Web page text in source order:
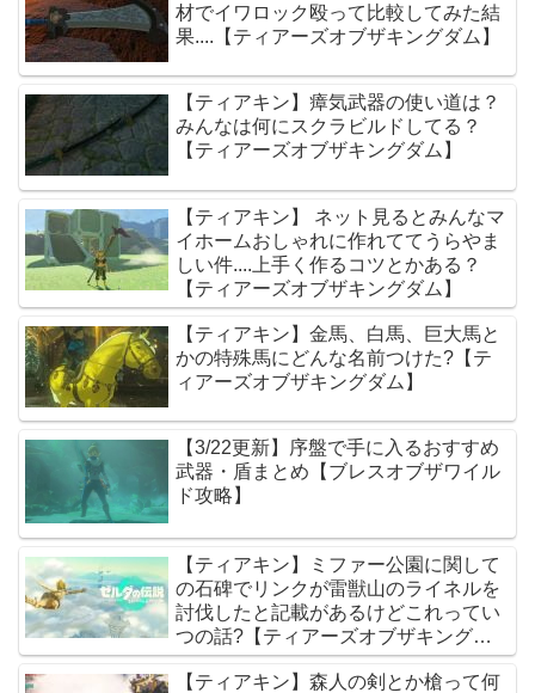
材でイワロック殴って比較してみた結
果....【ティアーズオブザキングダム】
【ティアキン】瘴気武器の使い道は？
みんなは何にスクラビルドしてる？
【ティアーズオブザキングダム】
【ティアキン】 ネット見るとみんなマ
イホームおしゃれに作れててうらやま
しい件....上手く作るコツとかある？
【ティアーズオブザキングダム】
【ティアキン】金馬、白馬、巨大馬と
かの特殊馬にどんな名前つけた?【テ
ィアーズオブザキングダム】
【3/22更新】序盤で手に入るおすすめ
武器・盾まとめ【ブレスオブザワイル
ド攻略】
【ティアキン】ミファー公園に関して
の石碑でリンクが雷獣山のライネルを
討伐したと記載があるけどこれってい
つの話?【ティアーズオブザキングダ
ム】
【ティアキン】森人の剣とか槍って何